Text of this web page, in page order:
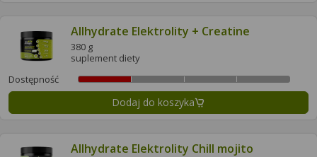
Allhydrate Elektrolity + Creatine
380 g
suplement diety
Dostępność
Dodaj do koszyka
Allhydrate Elektrolity Chill mojito